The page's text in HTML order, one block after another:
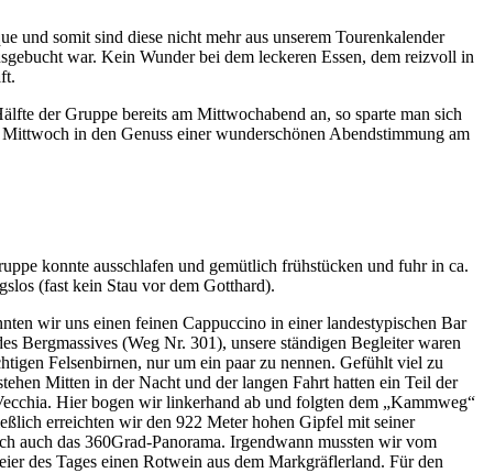
und somit sind diese nicht mehr aus unserem Tourenkalender
war. Kein Wunder bei dem leckeren Essen, dem reizvoll in
der Gruppe bereits am Mittwochabend an, so sparte man sich
in den Genuss einer wunderschönen Abendstimmung am
konnte ausschlafen und gemütlich frühstücken und fuhr in ca.
(fast kein Stau vor dem Gotthard).
wir uns einen feinen Cappuccino in einer landestypischen Bar
Bergmassives (Weg Nr. 301), unsere ständigen Begleiter waren
Felsenbirnen, nur um ein paar zu nennen. Gefühlt viel zu
Mitten in der Nacht und der langen Fahrt hatten ein Teil der
Hier bogen wir linkerhand ab und folgten dem „Kammweg“
erreichten wir den 922 Meter hohen Gipfel mit seiner
auch das 360Grad-Panorama. Irgendwann mussten wir vom
des Tages einen Rotwein aus dem Markgräflerland. Für den